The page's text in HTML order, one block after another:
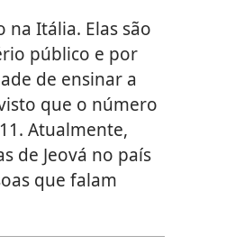
na Itália. Elas são
público e por
de ensinar a
que o número
Atualmente,
de Jeová no país
que falam